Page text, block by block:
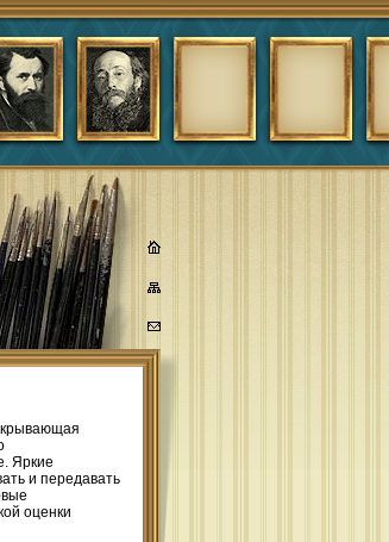
Яркие
и передавать
оценки